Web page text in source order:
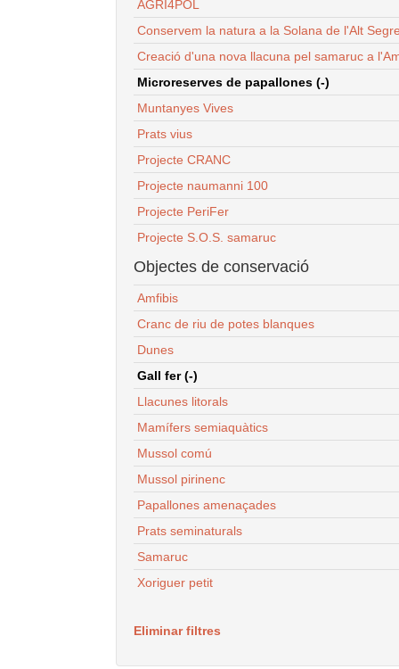
AGRI4POL
Conservem la natura a la Solana de l'Alt
Creació d'una nova llacuna pel samaruc a
Microreserves de papallones (-)
Muntanyes Vives
Prats vius
Projecte CRANC
Projecte naumanni 100
Projecte PeriFer
Projecte S.O.S. samaruc
Objectes de conservació
Amfibis
Cranc de riu de potes blanques
Dunes
Gall fer (-)
Llacunes litorals
Mamífers semiaquàtics
Mussol comú
Mussol pirinenc
Papallones amenaçades
Prats seminaturals
Samaruc
Xoriguer petit
Eliminar filtres